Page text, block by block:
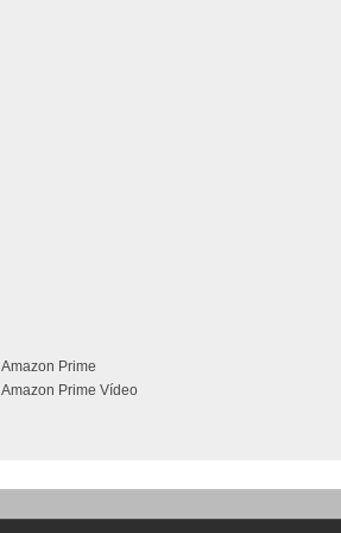
Amazon Prime
Amazon Prime Vídeo